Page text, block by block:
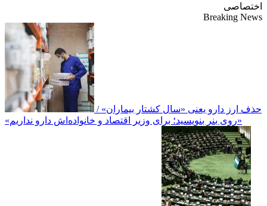
اختصاصی
Breaking News
حذف ارز دارو یعنی «سال کشتار بیماران» /
«روی بنر بنویسید؛ برای وزیر اقتصاد و خانواده‌اش دارو نداریم»